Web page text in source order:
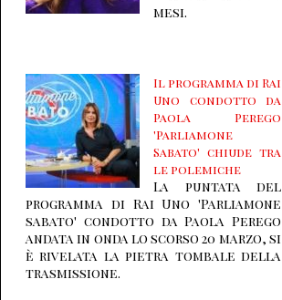
mesi.
Il programma di Rai
Uno condotto da
Paola Perego
'Parliamone
Sabato' chiude tra
le polemiche
La puntata del
programma di Rai Uno 'Parliamone
sabato' condotto da Paola Perego
andata in onda lo scorso 20 marzo, si
è rivelata la pietra tombale della
trasmissione.